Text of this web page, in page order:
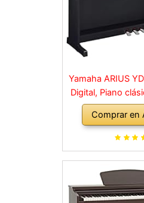
Yamaha ARIUS
Digital, Piano
para principiantes
para cualquier
en
Comprar en